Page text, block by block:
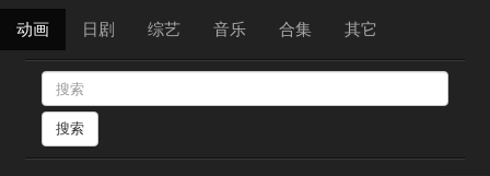
动画 日剧 综艺 音乐 合集 其它
搜索